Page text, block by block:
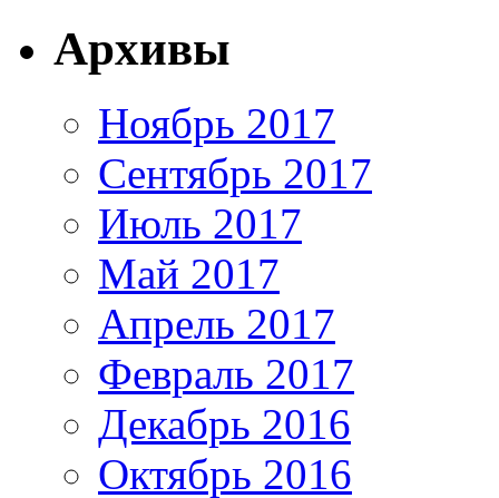
Архивы
Ноябрь 2017
Сентябрь 2017
Июль 2017
Май 2017
Апрель 2017
Февраль 2017
Декабрь 2016
Октябрь 2016